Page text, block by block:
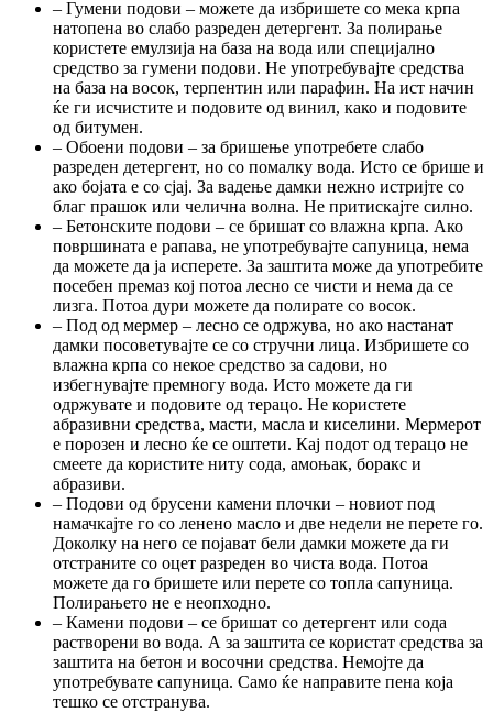
– Гумени подови – можете да избришете со мека крпа
натопена во слабо разреден детергент. За полирање
користете емулзија на база на вода или специјално
средство за гумени подови. Не употребувајте средства
на база на восок, терпентин или парафин. На ист начин
ќе ги исчистите и подовите од винил, како и подовите
од битумен.
– Обоени подови – за бришење употребете слабо
разреден детергент, но со помалку вода. Исто се брише и
ако бојата е со сјај. За вадење дамки нежно истријте со
благ прашок или челична волна. Не притискајте силно.
– Бетонските подови – се бришат со влажна крпа. Ако
површината е рапава, не употребувајте сапуница, нема
да можете да ја исперете. За заштита може да употребите
посебен премаз кој потоа лесно се чисти и нема да се
лизга. Потоа дури можете да полирате со восок.
– Под од мермер – лесно се одржува, но ако настанат
дамки посоветувајте се со стручни лица. Избришете со
влажна крпа со некое средство за садови, но
избегнувајте премногу вода. Исто можете да ги
одржувате и подовите од терацо. Не користете
абразивни средства, масти, масла и киселини. Мермерот
е порозен и лесно ќе се оштети. Кај подот од терацо не
смеете да користите ниту сода, амоњак, боракс и
абразиви.
– Подови од брусени камени плочки – новиот под
намачкајте го со ленено масло и две недели не перете го.
Доколку на него се појават бели дамки можете да ги
отстраните со оцет разреден во чиста вода. Потоа
можете да го бришете или перете со топла сапуница.
Полирањето не е неопходно.
– Камени подови – се бришат со детергент или сода
растворени во вода. А за заштита се користат средства за
заштита на бетон и восочни средства. Немојте да
употребувате сапуница. Само ќе направите пена која
тешко се отстранува.